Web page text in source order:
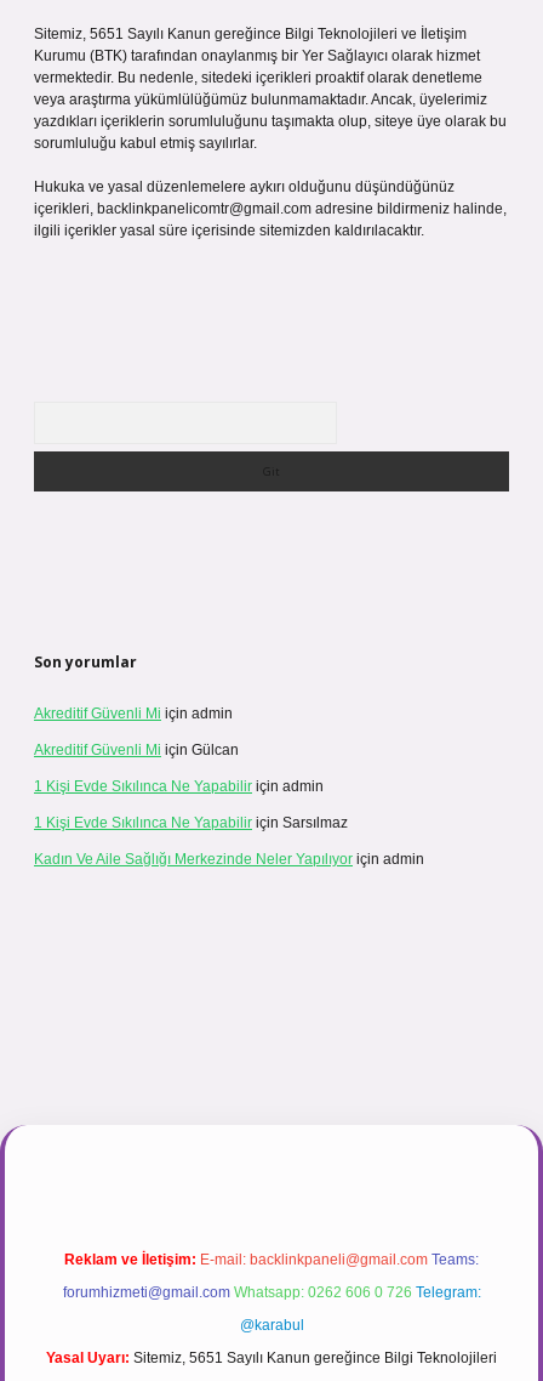
Sitemiz, 5651 Sayılı Kanun gereğince Bilgi Teknolojileri ve İletişim
Kurumu (BTK) tarafından onaylanmış bir Yer Sağlayıcı olarak hizmet
vermektedir. Bu nedenle, sitedeki içerikleri proaktif olarak denetleme
veya araştırma yükümlülüğümüz bulunmamaktadır. Ancak, üyelerimiz
yazdıkları içeriklerin sorumluluğunu taşımakta olup, siteye üye olarak bu
sorumluluğu kabul etmiş sayılırlar.
Hukuka ve yasal düzenlemelere aykırı olduğunu düşündüğünüz
içerikleri, backlinkpanelicomtr@gmail.com adresine bildirmeniz halinde,
ilgili içerikler yasal süre içerisinde sitemizden kaldırılacaktır.
Son yorumlar
Akreditif Güvenli Mi için admin
Akreditif Güvenli Mi için Gülcan
1 Kişi Evde Sıkılınca Ne Yapabilir için admin
1 Kişi Evde Sıkılınca Ne Yapabilir için Sarsılmaz
Kadın Ve Aile Sağlığı Merkezinde Neler Yapılıyor için admin
Reklam ve İletişim: E-mail: backlinkpaneli@gmail.com Teams:
forumhizmeti@gmail.com Whatsapp: 0262 606 0 726 Telegram:
@karabul
Yasal Uyarı: Sitemiz, 5651 Sayılı Kanun gereğince Bilgi Teknolojileri